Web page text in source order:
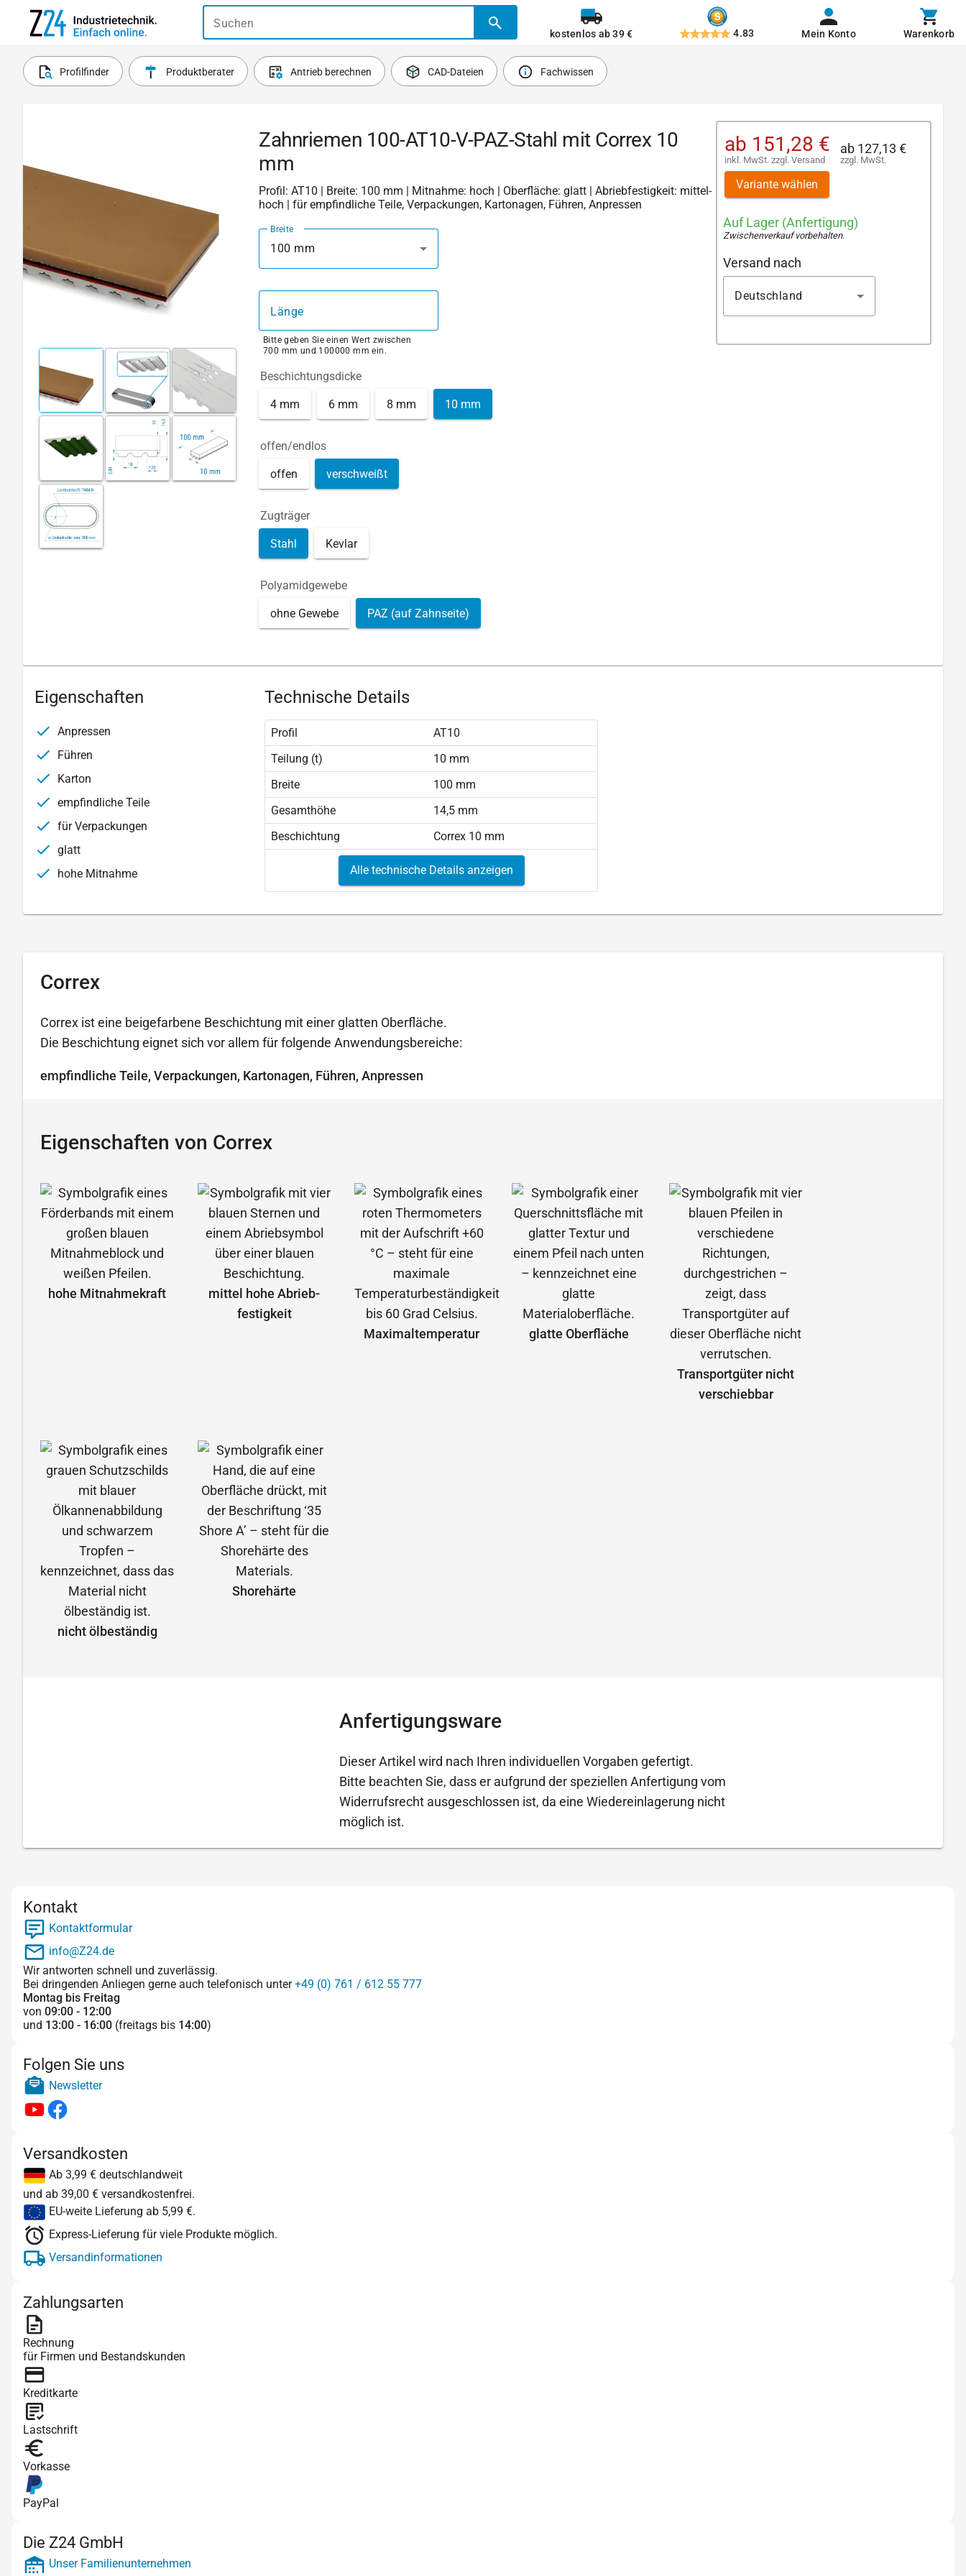
Suchen
kostenlos ab 39 € 4.83 Mein Konto Warenkorb
Profilfinder Produktberater Antrieb berechnen CAD-Dateien Fachwissen
Zahnriemen 100-AT10-V-PAZ-Stahl mit Correx 10
mm
Profil: AT10 | Breite: 100 mm | Mitnahme: hoch | Oberfläche: glatt | Abriebfestigkeit: mittel-
hoch | für empfindliche Teile, Verpackungen, Kartonagen, Führen, Anpressen
Breite
100 mm
Länge
Bitte geben Sie einen Wert zwischen
700 mm und 100000 mm ein.
Beschichtungsdicke
4 mm 6 mm 8 mm 10 mm
offen/endlos
offen verschweißt
Zugträger
Stahl Kevlar
Polyamidgewebe
ohne Gewebe PAZ (auf Zahnseite)
ab 151,28 €
inkl. MwSt. zzgl. Versand
ab 127,13 €
zzgl. MwSt.
Variante wählen
Auf Lager (Anfertigung)
Zwischenverkauf vorbehalten.
Versand nach
Deutschland
Eigenschaften
Anpressen
Führen
Karton
empfindliche Teile
für Verpackungen
glatt
hohe Mitnahme
Technische Details
Profil
AT10
Teilung (t)
10 mm
Breite
100 mm
Gesamthöhe
14,5 mm
Beschichtung
Correx 10 mm
Alle technische Details anzeigen
Correx
Correx ist eine beigefarbene Beschichtung mit einer glatten Oberfläche.
Die Beschichtung eignet sich vor allem für folgende Anwendungsbereiche:
empfindliche Teile, Verpackungen, Kartonagen, Führen, Anpressen
Eigenschaften von Correx
hohe Mitnahmekraft
mittel hohe Abrieb­
festigkeit
Maximal­temperatur
glatte Oberfläche
Transportgüter nicht
verschiebbar
nicht ölbeständig
Shorehärte
Anfertigungsware
Dieser Artikel wird nach Ihren individuellen Vorgaben gefertigt.
Bitte beachten Sie, dass er aufgrund der speziellen Anfertigung vom
Widerrufsrecht ausgeschlossen ist, da eine Wiedereinlagerung nicht
möglich ist.
Kontakt
Kontaktformular
info@Z24.de
Wir antworten schnell und zuverlässig.
Bei dringenden Anliegen gerne auch telefonisch unter+49 (0) 761 / 612 55 777
Montag bis Freitag
von 09:00 - 12:00
und 13:00 - 16:00 (freitags bis 14:00)
Folgen Sie uns
Newsletter
Versandkosten
Ab 3,99 € deutschlandweit
und ab 39,00 € versandkostenfrei.
EU-weite Lieferung ab 5,99 €.
Express-Lieferung für viele Produkte möglich.
Versandinformationen
Zahlungsarten
Rechnung
für Firmen und Bestandskunden
Kreditkarte
Lastschrift
Vorkasse
PayPal
Die Z24 GmbH
Unser Familienunternehmen